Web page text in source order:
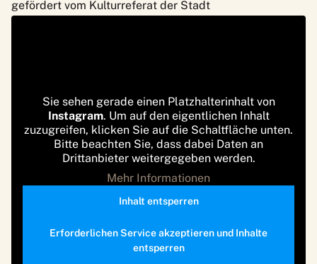
gefördert vom Kulturreferat der Stadt
Sie sehen gerade einen Platzhalterinhalt von
Instagram. Um auf den eigentlichen Inhalt
zuzugreifen, klicken Sie auf die Schaltfläche unten.
Bitte beachten Sie, dass dabei Daten an
Drittanbieter weitergegeben werden.
Mehr Informationen
Inhalt entsperren
Erforderlichen Service akzeptieren und Inhalte
entsperren